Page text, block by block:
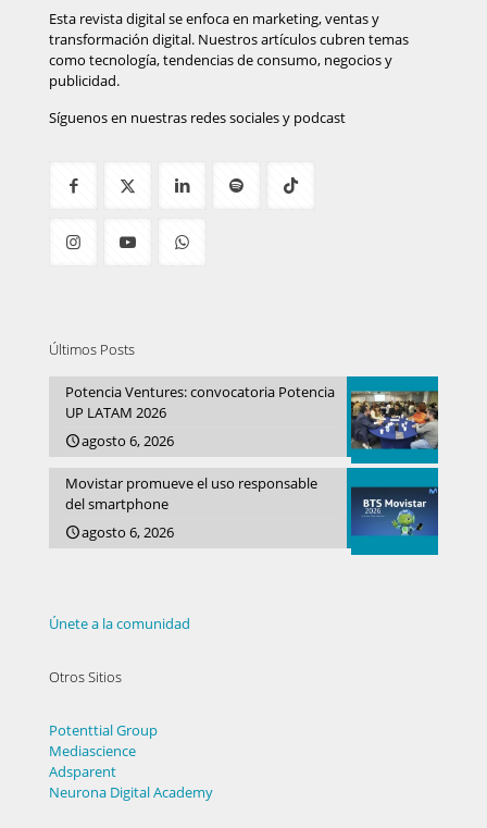
Esta revista digital se enfoca en marketing, ventas y
transformación digital. Nuestros artículos cubren temas
como tecnología, tendencias de consumo, negocios y
publicidad.
Síguenos en nuestras redes sociales y podcast
Últimos Posts
Potencia Ventures: convocatoria Potencia
UP LATAM 2026
agosto 6, 2026
Movistar promueve el uso responsable
del smartphone
agosto 6, 2026
Únete a la comunidad
Otros Sitios
Potenttial Group
Mediascience
Adsparent
Neurona Digital Academy